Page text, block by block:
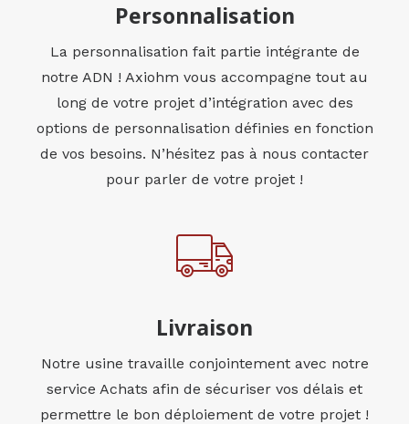
Personnalisation
La personnalisation fait partie intégrante de
notre ADN ! Axiohm vous accompagne tout au
long de votre projet d’intégration avec des
options de personnalisation définies en fonction
de vos besoins. N’hésitez pas à nous contacter
pour parler de votre projet !
Livraison
Notre usine travaille conjointement avec notre
service Achats afin de sécuriser vos délais et
permettre le bon déploiement de votre projet !